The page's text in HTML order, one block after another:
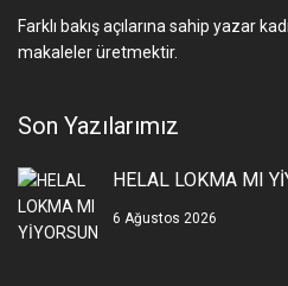
Farklı bakış açılarına sahip yazar
makaleler üretmektir.
Son Yazılarımız
HELAL LOKMA MI
6 Ağustos 2026